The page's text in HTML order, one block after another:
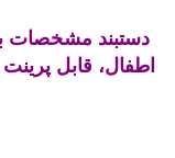
دستبند مشخصات
اطفال، قابل